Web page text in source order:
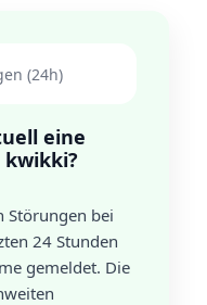
(24h)
eine
kwikki?
Störungen bei
24 Stunden
gemeldet. Die